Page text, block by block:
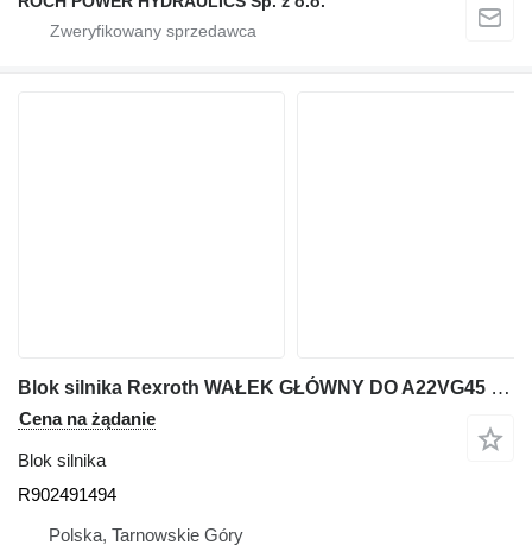
Blok silnika Rexroth WAŁEK GŁÓWNY DO A22VG45 R902491494 do koparki
Cena na żądanie
Blok silnika
R902491494
Polska, Tarnowskie Góry